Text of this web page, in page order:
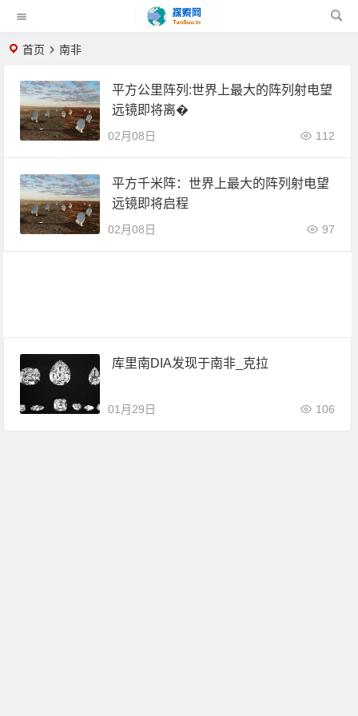
首页 南非
平方公里阵列:世界上最大的阵列射电望
远镜即将离�
02月08日 112
平方千米阵：世界上最大的阵列射电望
远镜即将启程
02月08日 97
库里南DIA发现于南非_克拉
01月29日 106